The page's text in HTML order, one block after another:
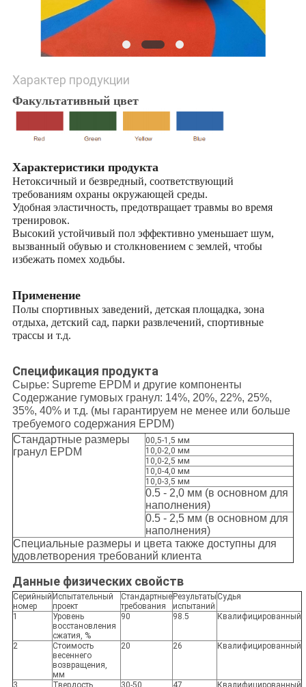
Характер продукции
Факультативный цвет
Характеристики продукта
Нетоксичный и безвредный, соответствующий
требованиям охраны окружающей среды.
Удобная эластичность, предотвращает травмы во время
тренировок.
Высокий устойчивый пол эффективно уменьшает шум,
вызванный обувью и столкновением с землей, чтобы
избежать помех ходьбы.
Применение
Полы спортивных заведений, детская площадка, зона
отдыха, детский сад, парки развлечений, спортивные
трассы и т.д.
Спецификация продукта
Сырье: Supreme EPDM и другие компоненты
Содержание гумовых гранул: 14%, 20%, 22%, 25%,
35%, 40% и т.д. (мы гарантируем не менее или больше
требуемого содержания EPDM)
Стандартные размеры
гранул EPDM
00,5-1,5 мм
10,0-2,0 мм
10,0-2,5 мм
10,0-4,0 мм
10,0-3,5 мм
0.5 - 2,0 мм (в основном для
наполнения)
0.5 - 2,5 мм (в основном для
наполнения)
Специальные размеры и цвета также доступны для
удовлетворения требований клиента
Данные физических свойств
Серийный
номер
Испытательный
проект
Стандартные
требования
Результаты
испытаний
Судья
1
Уровень
восстановления
сжатия, %
90 98.5 Квалифицированный
2
Стоимость
весеннего
возвращения,
мм
20 26 Квалифицированный
3 Твердость 30-50 47 Квалифицированный